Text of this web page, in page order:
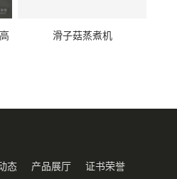
滑子菇蒸煮机
态 产品展厅 证书荣誉